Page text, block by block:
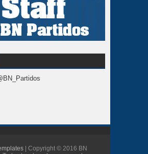
| Copyright © 2016 BN